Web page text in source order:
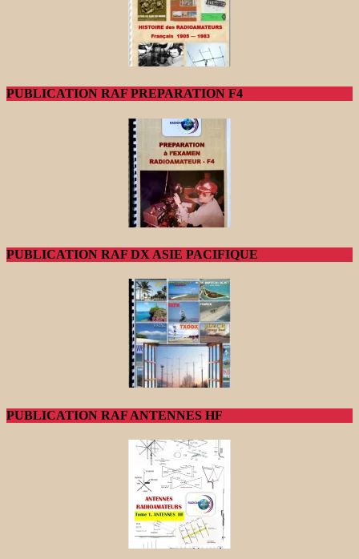
PUBLICATION RAF PREPARATION F4
PUBLICATION RAF DX ASIE PACIFIQUE
PUBLICATION RAF ANTENNES HF